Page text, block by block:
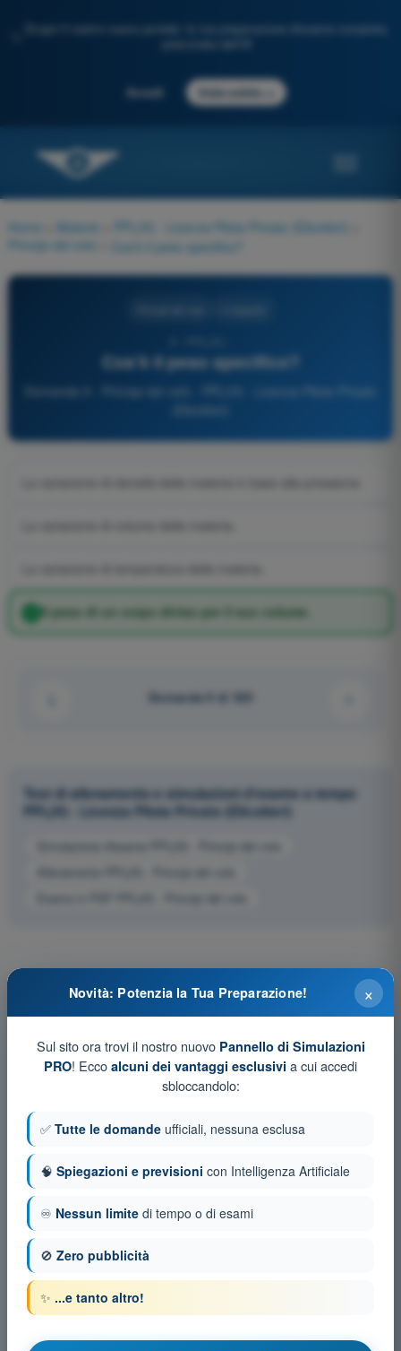
Scopri il nostro nuovo portale: la tua preparazione d'esame completa,
Accedi Inizia subito
Home Materie PPL(H) - Licenza Pilota Privato (Elicotteri)
Principi del volo
Cos'è il peso specifico?
Cos'è il peso specifico?
Il peso di un corpo diviso per il suo volume.
Domanda 9 di 320
Test di allenamento e simulazioni d'esame a tempo
PPL(H) - Licenza Pilota Privato (Elicotteri)
Simulazione d'esame PPL(H) - Principi del volo
×
Novità: Potenzia la Tua Preparazione!
Sul sito ora trovi il nostro nuovo Pannello di Simulazioni
PRO! Ecco alcuni dei vantaggi esclusivi a cui accedi
sbloccandolo:
✅ Tutte le domande ufficiali, nessuna esclusa
🧠 Spiegazioni e previsioni con Intelligenza Artificiale
♾️ Nessun limite di tempo o di esami
🚫 Zero pubblicità
✨ ...e tanto altro!